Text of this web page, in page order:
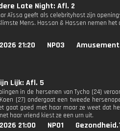
Late Night: Afl. 2
Aïssa geeft als celebrityhost zijn
Mens. Hassan & Hassen nemen het
21:20 NPO3
Lijk: Afl. 5
in de hersenen van Tycho (24)
(27) ondergaat een tweede
gaat goed met haar maar ze weet dat
haar vriend kiest ze een urn uit.
21:00 NPO1